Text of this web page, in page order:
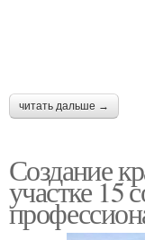
читать дальше →
Создание
участке 15